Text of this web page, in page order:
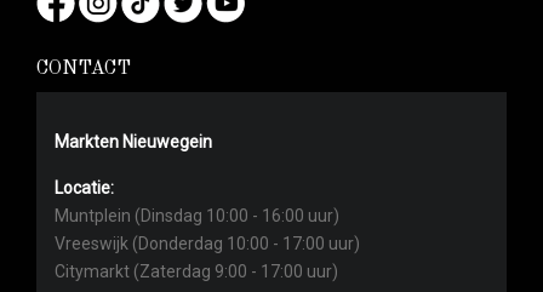
CONTACT
Markten Nieuwegein
Locatie:
Muntplein (Dinsdag 10:00 - 16:00 uur)
Vreeswijk (Donderdag 10:00 - 17:00 uur)
Citymarkt (Zaterdag 9:00 - 17:00 uur)